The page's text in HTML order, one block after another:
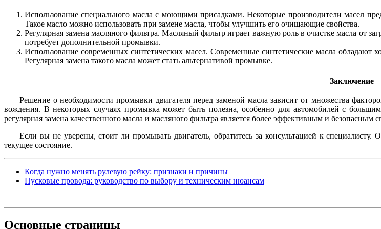
Использование специального масла с моющими присадками. Некоторые производители масел
Такое масло можно использовать при замене масла, чтобы улучшить его очищающие свойства.
Регулярная замена масляного фильтра. Масляный фильтр играет важную роль в очистке масла от
потребует дополнительной промывки.
Использование современных синтетических масел. Современные синтетические масла
Регулярная замена такого масла может стать альтернативой промывке.
Заключение
Решение о необходимости промывки двигателя перед заменой масла зависит от множества
вождения. В некоторых случаях промывка может быть полезна, особенно для автомобилей с
регулярная замена качественного масла и масляного фильтра является более эффективным и
Если вы не уверены, стоит ли промывать двигатель, обратитесь за консультацией к
текущее состояние.
Когда нужно менять рулевую рейку: признаки и причины
Пусковые провода: руководство по выбору и техническим нюансам
Основные страницы